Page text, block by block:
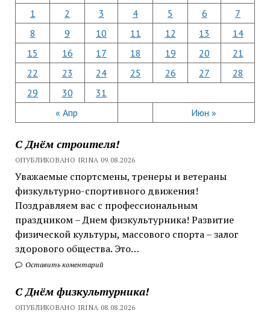
« Апр Июн »
1 2 3 4 5 6
7
8
9 10 11 12 13
14
15
16 17 18 19 20
21
22
23 24 25 26 27
28
29
30 31
С Днём строителя!
ОПУБЛИКОВАНО IRINA 09.08.2026
Уважаемые спортсмены, тренеры и ветераны
физкультурно-спортивного движения!
Поздравляем вас с профессиональным
праздником – Днем физкультурника! Развитие
физической культуры, массового спорта – залог
здорового общества. Это…
Оставить коментарий
С Днём физкультурника!
ОПУБЛИКОВАНО IRINA 08.08.2026